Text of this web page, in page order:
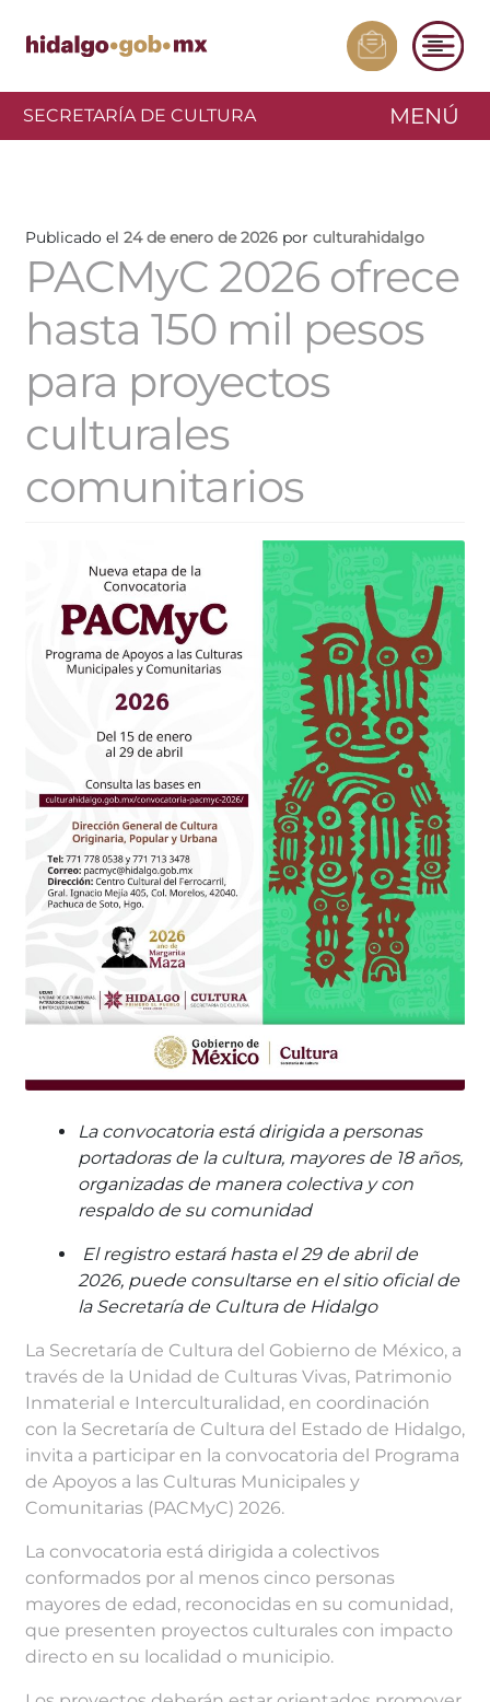
SECRETARÍA DE CULTURA MENÚ
Publicado el 24 de enero de 2026 por culturahidalgo
PACMyC 2026 ofrece
hasta 150 mil pesos
para proyectos
culturales
comunitarios
La convocatoria está dirigida a personas
portadoras de la cultura, mayores de 18 años,
organizadas de manera colectiva y con
respaldo de su comunidad
El registro estará hasta el 29 de abril de
2026, puede consultarse en el sitio oficial de
la Secretaría de Cultura de Hidalgo
La Secretaría de Cultura del Gobierno de México, a
través de la Unidad de Culturas Vivas, Patrimonio
Inmaterial e Interculturalidad, en coordinación
con la Secretaría de Cultura del Estado de Hidalgo,
invita a participar en la convocatoria del Programa
de Apoyos a las Culturas Municipales y
Comunitarias (PACMyC) 2026.
La convocatoria está dirigida a colectivos
conformados por al menos cinco personas
mayores de edad, reconocidas en su comunidad,
que presenten proyectos culturales con impacto
directo en su localidad o municipio.